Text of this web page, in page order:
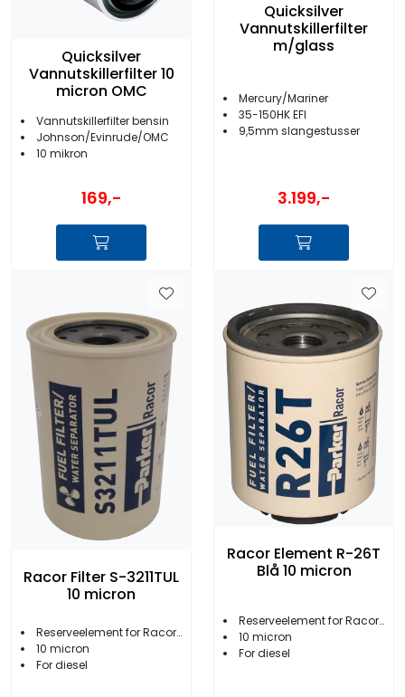
Quicksilver
Vannutskillerfilter 10
micron OMC
Vannutskillerfilter bensin
Johnson/Evinrude/OMC
10 mikron
169,-
Quicksilver
Vannutskillerfilter
m/glass
Mercury/Mariner
35-150HK EFI
9,5mm slangestusser
3.199,-
Racor Filter S-3211TUL
10 micron
Reserveelement for Racor 460MAM
10 micron
For diesel
Racor Element R-26T
Blå 10 micron
Reserveelement for Racor 225R
10 micron
For diesel